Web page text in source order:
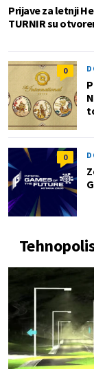
Prijave za letnji
TURNIR su
0
0